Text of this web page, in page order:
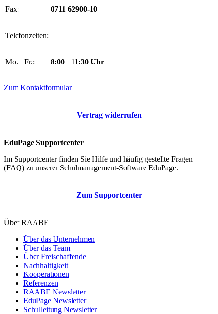
Fax: 0711 62900-10
Telefonzeiten:
Mo. - Fr.: 8:00 - 11:30 Uhr
Zum Kontaktformular
Vertrag widerrufen
EduPage Supportcenter
Im Supportcenter finden Sie Hilfe und häufig gestellte Fragen
(FAQ) zu unserer Schulmanagement-Software EduPage.
Zum Supportcenter
Über RAABE
Über das Unternehmen
Über das Team
Über Freischaffende
Nachhaltigkeit
Kooperationen
Referenzen
RAABE Newsletter
EduPage Newsletter
Schulleitung Newsletter